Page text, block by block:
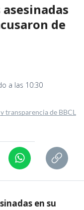
de
a las 10:30
transparencia de BBCL
en su